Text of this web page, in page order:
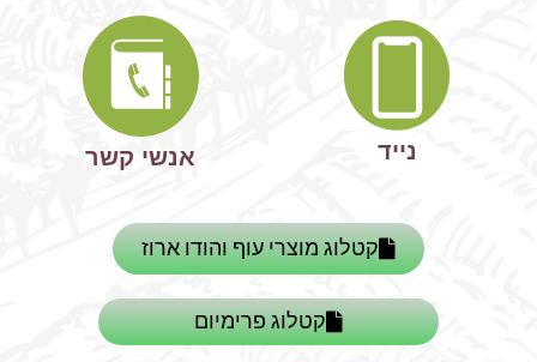
נייד אנשי קשר
קטלוג מוצרי עוף והודו ארוז
קטלוג פרימיום